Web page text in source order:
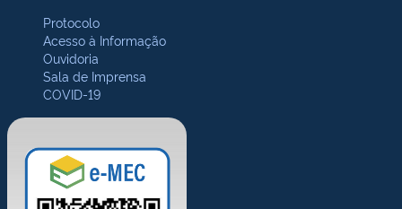
Protocolo
Acesso à Informação
Ouvidoria
Sala de Imprensa
COVID-19